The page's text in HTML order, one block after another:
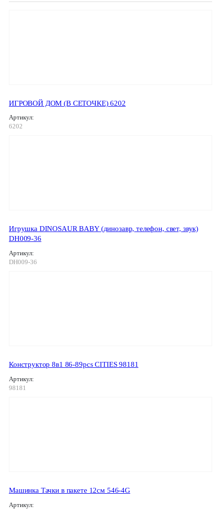
ИГРОВОЙ ДОМ (В СЕТОЧКЕ) 6202
Артикул:
6202
Игрушка DINOSAUR BABY (динозавр, телефон, свет, звук)
DH009-36
Артикул:
DH009-36
Конструктор 8в1 86-89pcs CITIES 98181
Артикул:
98181
Машинка Тачки в пакете 12см 546-4G
Артикул: